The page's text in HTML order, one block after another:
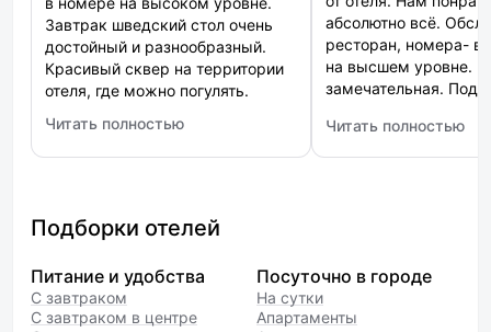
Завтрак шведский стол очень
достойный и разнообразный.
Красивый сквер на территории
отеля, где можно погулять.
Читать полностью
: Palmira Garden Hotel & SPA (Пальмира Гарден)
абсолютно всё.
ресторан, номера-
на высшем уровне.
замечательная.
Читать полностью
: Marriott Imperial
Подборки отелей
Питание и удобства
С завтраком
С завтраком в центре
Посуточно в городе
На сутки
Апартаменты